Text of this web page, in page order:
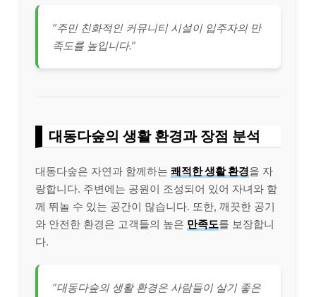
“주민 친화적인 커뮤니티 시설이 입주자의 만
족도를 높입니다.”
대동다숲의 생활 환경과 장점 분석
대동다숲은 자연과 함께하는 쾌적한 생활 환경을 자
랑합니다. 주변에는 공원이 조성되어 있어 자녀와 함
께 뛰놀 수 있는 공간이 많습니다. 또한, 깨끗한 공기
와 안전한 환경은 고객들의 높은 만족도를 보장합니
다.
“대동다숲의 생활 환경은 사람들이 살기 좋은